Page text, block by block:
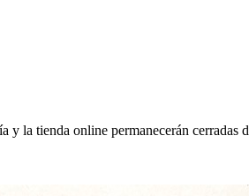
y la tienda online permanecerán